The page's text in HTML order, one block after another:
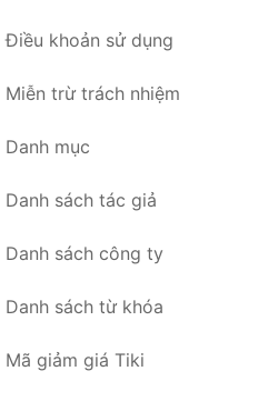
Điều khoản sử dụng
Miễn trừ trách nhiệm
Danh mục
Danh sách tác giả
Danh sách công ty
Danh sách từ khóa
Mã giảm giá Tiki